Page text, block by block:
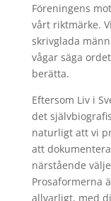
Föreningens
vårt riktmärke.
skrivglada
vågar säga
berätta.
Eftersom Liv i
det
naturligt att vi
att
närstående
Prosaformerna
allvarligt, med